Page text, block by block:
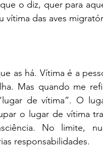
o diz, quer para
vítima das aves
as há. Vítima é a
Mas quando me
de vítima”. O
o lugar de vítima
No limite,
responsabilidades.